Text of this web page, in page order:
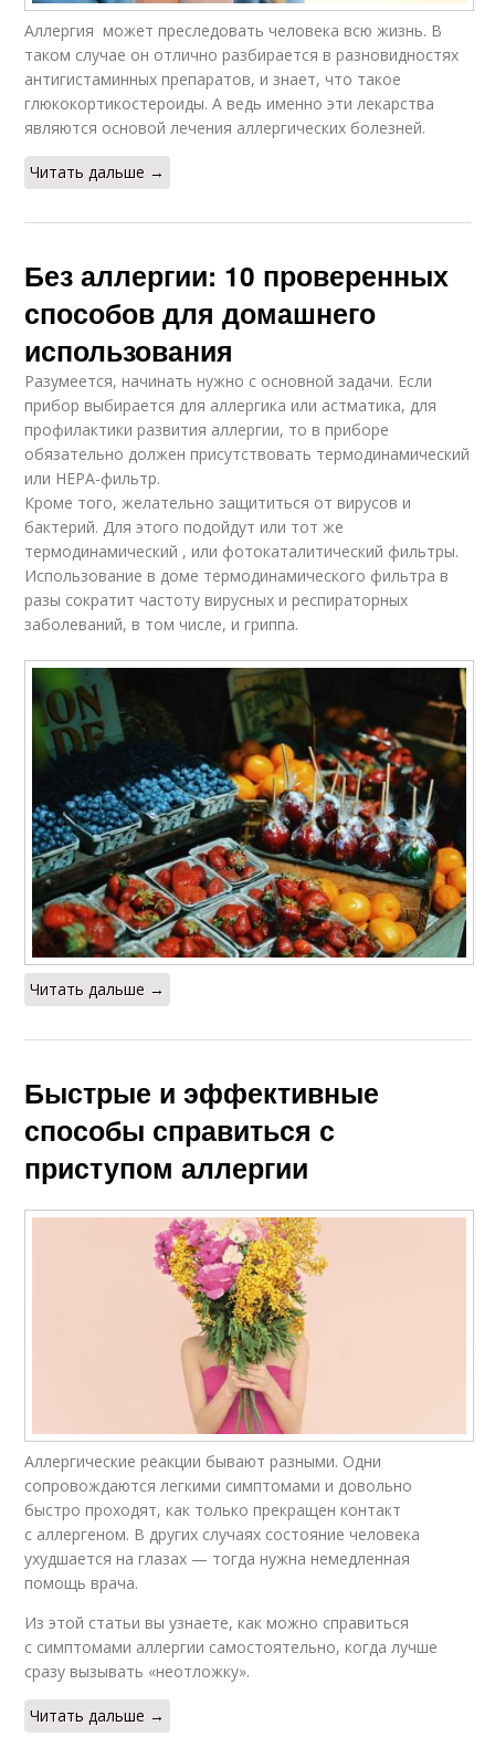
Аллергия может преследовать человека всю жизнь. В
таком случае он отлично разбирается в разновидностях
антигистаминных препаратов, и знает, что такое
глюкокортикостероиды. А ведь именно эти лекарства
являются основой лечения аллергических болезней.
Читать дальше →
Без аллергии: 10 проверенных
способов для домашнего
использования
Разумеется, начинать нужно с основной задачи. Если
прибор выбирается для аллергика или астматика, для
профилактики развития аллергии, то в приборе
обязательно должен присутствовать термодинамический
или HEPA-фильтр.
Кроме того, желательно защититься от вирусов и
бактерий. Для этого подойдут или тот же
термодинамический , или фотокаталитический фильтры.
Использование в доме термодинамического фильтра в
разы сократит частоту вирусных и респираторных
заболеваний, в том числе, и гриппа.
Читать дальше →
Быстрые и эффективные
способы справиться с
приступом аллергии
Аллергические реакции бывают разными. Одни
сопровождаются легкими симптомами и довольно
быстро проходят, как только прекращен контакт
с аллергеном. В других случаях состояние человека
ухудшается на глазах — тогда нужна немедленная
помощь врача.
Из этой статьи вы узнаете, как можно справиться
с симптомами аллергии самостоятельно, когда лучше
сразу вызывать «неотложку».
Читать дальше →